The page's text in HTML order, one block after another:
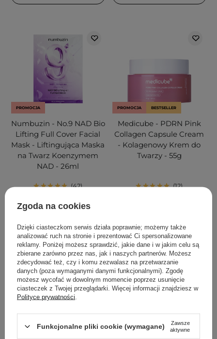
PROMOCJA
Numbuzin - No.9 NAD Bio
Lifting Full Cover Facial
Mask - Liftingująca Maska
na Twarz Koenzymem
NAD - 26ml
42
17,90 zł
12,50 zł
DODAJ DO KOSZYKA
PROMOCJA BESTSELLER
Medicube - PDRN Pink
Collagen Capsule Cream
- Kolagenowy Krem do
Twarzy - 55g
12
DODAJ DO KOSZYKA
Zgoda na cookies
Dzięki ciasteczkom serwis działa poprawnie; możemy także
analizować ruch na stronie i prezentować Ci spersonalizowane
reklamy. Poniżej możesz sprawdzić, jakie dane i w jakim celu są
zbierane zarówno przez nas, jak i naszych partnerów. Możesz
zdecydować też, czy i komu zezwalasz na przetwarzanie
danych (poza wymaganymi danymi funkcjonalnymi). Zgodę
możesz wycofać w dowolnym momencie poprzez usunięcie
ciasteczek z Twojej przeglądarki. Więcej informacji znajdziesz w
Polityce prywatności
Funkcjonalne pliki cookie (wymagane)
Zawsze
aktywne